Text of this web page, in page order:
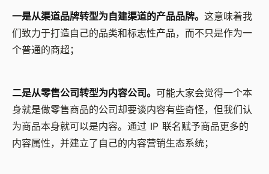
一是从渠道品牌转型为自建渠道的产品品牌。 这意味着我
们致力于打造自己的品类和标志性产品，而不只是作为一
个普通的商超；
二是从零售公司转型为内容公司。 可能大家会觉得一个本
身就是做零售商品的公司却要谈内容有些奇怪，但我们认
为商品本身就可以是内容。通过 IP 联名赋予商品更多的
内容属性，并建立了自己的内容营销生态系统；